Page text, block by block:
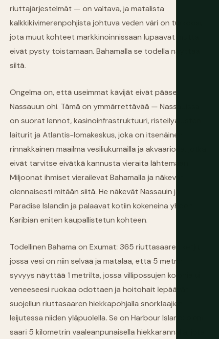
riuttajärjestelmät — on valtava, ja matalista
kalkkikivimerenpohjista johtuva veden väri on turkoosi,
jota muut kohteet markkinoinnissaan lupaavat mutta
eivät pysty toistamaan. Bahamalla se todella näyttää
siltä.
Ongelma on, että useimmat kävijät eivät pääse
Nassauun ohi. Tämä on ymmärrettävää — Nassauissa
on suorat lennot, kasinoinfrastruktuuri, risteilyalusten
laiturit ja Atlantis-lomakeskus, joka on itsenäinen
rinnakkainen maailma vesiliukumäillä ja akvaarioilla, jotka
eivät tarvitse eivätkä kannusta vieraita lähtemään.
Miljoonat ihmiset vierailevat Bahamalla ja näkevät
olennaisesti mitään siitä. He näkevät Nassauin ja
Paradise Islandin ja palaavat kotiin kokeneina yhden
Karibian eniten kaupallistetun kohteen.
Todellinen Bahama on Exumat: 365 riuttasaaren ketju,
jossa vesi on niin selvää ja matalaa, että 5 metrin
syvyys näyttää 1 metrilta, jossa villipossujen kolonia ui
veneeseesi ruokaa odottaen ja hoitohait lepäävät
suojellun riuttasaaren hiekkapohjalla snorklaajien
leijutessa niiden yläpuolella. Se on Harbour Island: pieni
saari 5 kilometrin vaaleanpunaisella hiekkarannalla, jota